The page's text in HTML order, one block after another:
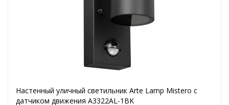
Настенный уличный светильник Arte Lamp Mistero с
датчиком движения A3322AL-1BK